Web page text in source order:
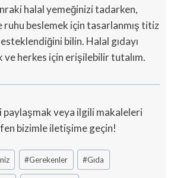
halal yemeğinizi tadarken,
ruhu beslemek için tasarlanmış titiz
bilin. Halal gıdayı
herkes için erişilebilir tutalım.
paylaşmak veya ilgili makaleleri
bizimle iletişime geçin!
#Gerekenler #Gıda